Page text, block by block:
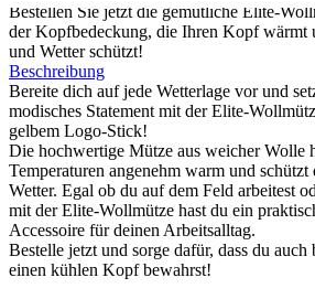
Bestellen Sie jetzt die gemütliche Elite-
der Kopfbedeckung, die Ihren Kopf wärmt
und Wetter schützt!
Beschreibung
Bereite dich auf jede Wetterlage vor und
modisches Statement mit der Elite-
gelbem Logo-Stick!
Die hochwertige Mütze aus weicher Wolle
Temperaturen angenehm warm und
Wetter. Egal ob du auf dem Feld arbeitest
mit der Elite-Wollmütze hast du ein
Accessoire für deinen Arbeitsalltag.
Bestelle jetzt und sorge dafür, dass du auch
einen kühlen Kopf bewahrst!